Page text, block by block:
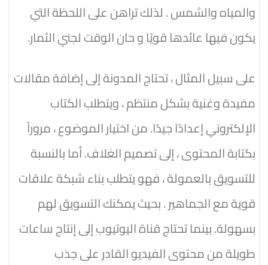
والمياه والشمس . لذلك تراهن على اللحظة التي
يكون فيها عائدها قويًا و حان الوقت لجني الثمار.
على سبيل المثال ، تحتاج المدونة إلى إضافة مقالات
مفيدة وغنية بشكل منتظم ، ويتطلب الكتاب
الإلكتروني إعدادًا جيدًا. من اختيار الموضوع ، مروراً
بكتابة المحتوى ، إلى تصميم الغلاف. أما بالنسبة
للتسويق بالعمولة ، فهو يتطلب بناء شبكة علاقات
قوية مع الجماهير . بحيث يمكنك التسويق لهم
بسهولة. بينما تحتاج قناة اليوتيوب إلى إنتاج ساعات
طويلة من محتوى الفيديو القادر على جذب